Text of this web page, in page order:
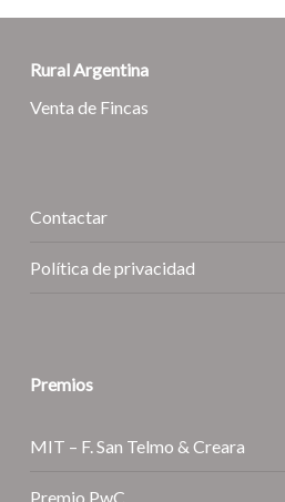
Rural Argentina
Venta de Fincas
Contactar
Política de privacidad
Premios
MIT – F. San Telmo & Creara
Premio PwC